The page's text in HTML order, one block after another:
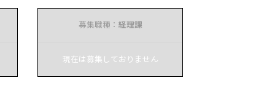
募集職種： 経理課
現在は募集しておりません